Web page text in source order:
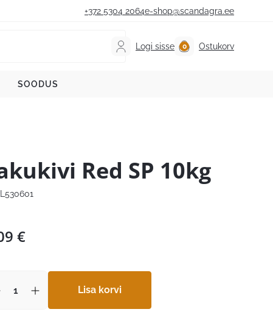
+372 5304 2064e-shop@scandagra.ee
Logi sisse Ostukorv
SOODUS
Red SP 10kg
€
Lisa korvi